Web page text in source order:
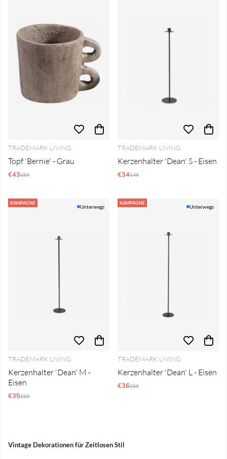
TRADEMARK LIVING
Topf 'Bernie' - Grau
€43Regulärer Preis:
€59
TRADEMARK LIVING
Kerzenhalter 'Dean' S - Eisen
€34Regulärer Preis:
€49
KAMPAGNE
Unterwegs
TRADEMARK LIVING
Kerzenhalter 'Dean' M -
Eisen
€35Regulärer Preis:
€59
KAMPAGNE
Unterwegs
TRADEMARK LIVING
Kerzenhalter 'Dean' L - Eisen
€36Regulärer Preis:
€59
Vintage Dekorationen für Zeitlosen Stil